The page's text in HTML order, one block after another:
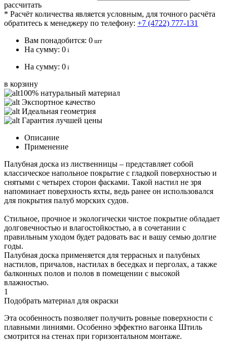
рассчитать
* Расчёт количества является условным, для точного расчёта
обратитесь к менеджеру по телефону: +7 (4722) 777-131
Вам понадобится: 0 шт
На сумму: 0 i
На сумму: 0 i
в корзину
100% натуральный материал
Экспортное качество
Идеальная геометрия
Гарантия лучшей цены
Описание
Применение
Палубная доска из лиственницы – представляет собой
классическое напольное покрытие с гладкой поверхностью и
снятыми с четырех сторон фасками. Такой настил не зря
напоминает поверхность яхты, ведь ранее он использовался
для покрытия палуб морских судов.
Стильное, прочное и экологически чистое покрытие обладает
долговечностью и влагостойкостью, а в сочетании с
правильным уходом будет радовать вас и вашу семью долгие
годы.
Палубная доска применяется для террасных и палубных
настилов, причалов, настилах в беседках и перголах, а также
балконных полов и полов в помещении с высокой
влажностью.
1
Подобрать материал для окраски
Эта особенность позволяет получить ровные поверхности с
плавными линиями. Особенно эффектно вагонка Штиль
смотрится на стенах при горизонтальном монтаже.